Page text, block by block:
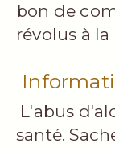
bon de
révolus à
L'abus
santé.